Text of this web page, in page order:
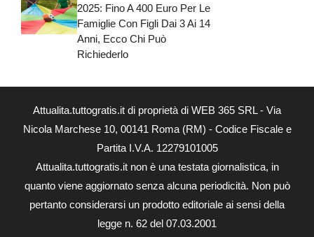
2025: Fino A 400 Euro Per Le
Famiglie Con Figli Dai 3 Ai 14
Anni, Ecco Chi Può
Richiederlo
Attualita.tuttogratis.it di proprietà di WEB 365 SRL - Via
Nicola Marchese 10, 00141 Roma (RM) - Codice Fiscale e
Partita I.V.A. 12279101005
Attualita.tuttogratis.it non è una testata giornalistica, in
quanto viene aggiornato senza alcuna periodicità. Non può
pertanto considerarsi un prodotto editoriale ai sensi della
legge n. 62 del 07.03.2001